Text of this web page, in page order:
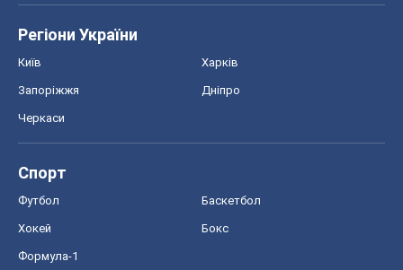
Регіони України
Київ Харків
Запоріжжя Дніпро
Черкаси
Спорт
Футбол Баскетбол
Хокей Бокс
Формула-1